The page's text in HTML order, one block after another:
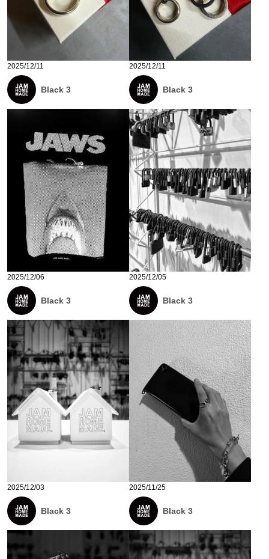
2025/12/11
Black 3
2025/12/11
Black 3
2025/12/06
Black 3
2025/12/05
Black 3
2025/12/03
Black 3
2025/11/25
Black 3